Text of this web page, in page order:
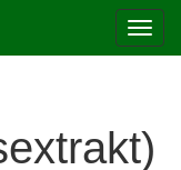
T
o
e
n